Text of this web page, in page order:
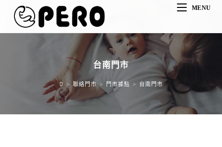
MENU
台南門市
> 聯絡門市 > 門市據點 > 台南門市